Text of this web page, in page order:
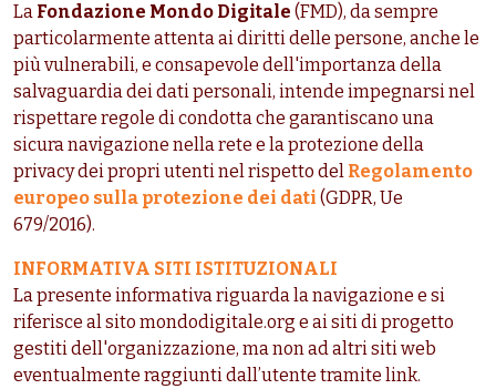
La Fondazione Mondo Digitale (FMD), da sempre
particolarmente attenta ai diritti delle persone, anche le
più vulnerabili, e consapevole dell'importanza della
salvaguardia dei dati personali, intende impegnarsi nel
rispettare regole di condotta che garantiscano una
sicura navigazione nella rete e la protezione della
privacy dei propri utenti nel rispetto del Regolamento
europeo sulla protezione dei dati (GDPR, Ue
679/2016).
INFORMATIVA SITI ISTITUZIONALI
La presente informativa riguarda la navigazione e si
riferisce al sito mondodigitale.org e ai siti di progetto
gestiti dell'organizzazione, ma non ad altri siti web
eventualmente raggiunti dall’utente tramite link.